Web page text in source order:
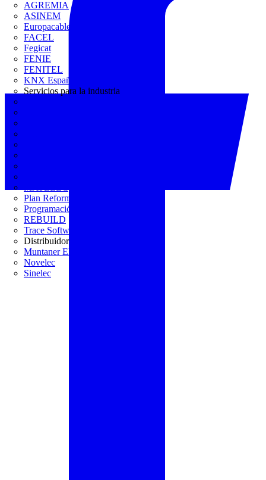
AGREMIA
ASINEM
Europacable
FACEL
Fegicat
FENIE
FENITEL
KNX España
Servicios para la industria
Plan Reforma
Programación Integral
REBUILD
Trace Software
Distribuidor
Muntaner Electro
Novelec
Sinelec